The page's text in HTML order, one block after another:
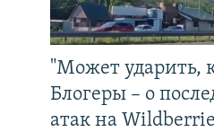
"Может ударить,
Блогеры – о
атак на